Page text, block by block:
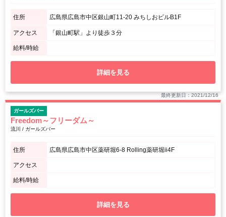
住所 広島県広島市中区銀山町11-20 みちしおビルB1F
アクセス 「銀山町駅」より徒歩３分
給料/時給
詳細を見る
最終更新日：2021/12/16
ガールズバー
Freedom～フリーダム～
流川 / ガールズバー
住所 広島県広島市中区薬研堀6-8 Rolling薬研堀ii4F
アクセス
給料/時給
詳細を見る